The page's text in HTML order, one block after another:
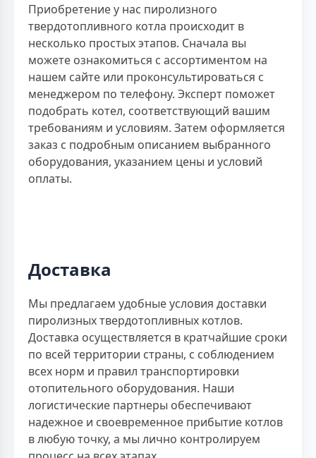
Приобретение у нас пиролизного
твердотопливного котла происходит в
несколько простых этапов. Сначала вы
можете ознакомиться с ассортиментом на
нашем сайте или проконсультироваться с
менеджером по телефону. Эксперт поможет
подобрать котел, соответствующий вашим
требованиям и условиям. Затем оформляется
заказ с подробным описанием выбранного
оборудования, указанием цены и условий
оплаты.
Доставка
Мы предлагаем удобные условия доставки
пиролизных твердотопливных котлов.
Доставка осуществляется в кратчайшие сроки
по всей территории страны, с соблюдением
всех норм и правил транспортировки
отопительного оборудования. Наши
логистические партнеры обеспечивают
надежное и своевременное прибытие котлов
в любую точку, а мы лично контролируем